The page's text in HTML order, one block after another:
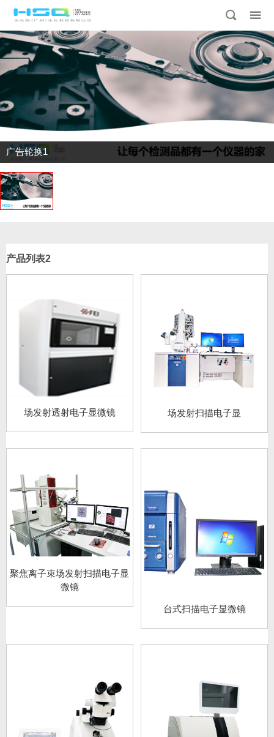
广告轮换1
产品列表2
场发射透射电子显微镜 场发射扫描电子显
聚焦离子束场发射扫描电子显
微镜
台式扫描电子显微镜